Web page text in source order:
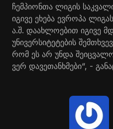
ჩემპიონთა ლიგის
იგივე ეხება ევროპა
ა.შ. დაახლოებით იგივე
უნივერსიტეტების
რომ ეს არ უნდა
ვერ დავეთანხმები“, -